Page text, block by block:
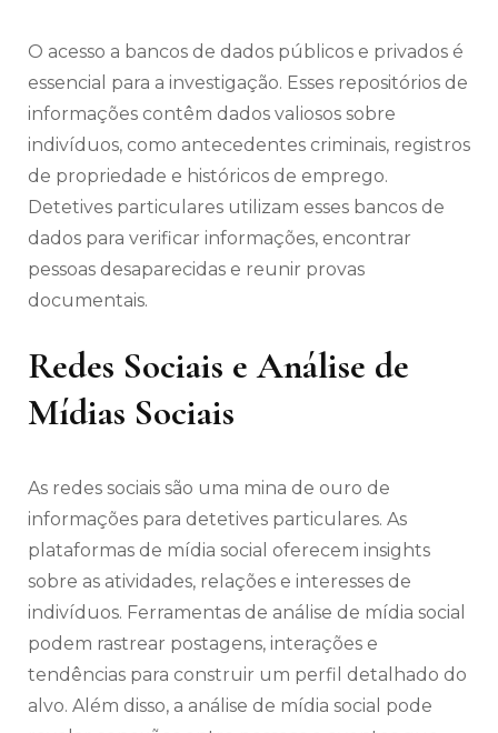
O acesso a bancos de dados públicos e privados é
essencial para a investigação. Esses repositórios de
informações contêm dados valiosos sobre
indivíduos, como antecedentes criminais, registros
de propriedade e históricos de emprego.
Detetives particulares utilizam esses bancos de
dados para verificar informações, encontrar
pessoas desaparecidas e reunir provas
documentais.
Redes Sociais e Análise de
Mídias Sociais
As redes sociais são uma mina de ouro de
informações para detetives particulares. As
plataformas de mídia social oferecem insights
sobre as atividades, relações e interesses de
indivíduos. Ferramentas de análise de mídia social
podem rastrear postagens, interações e
tendências para construir um perfil detalhado do
alvo. Além disso, a análise de mídia social pode